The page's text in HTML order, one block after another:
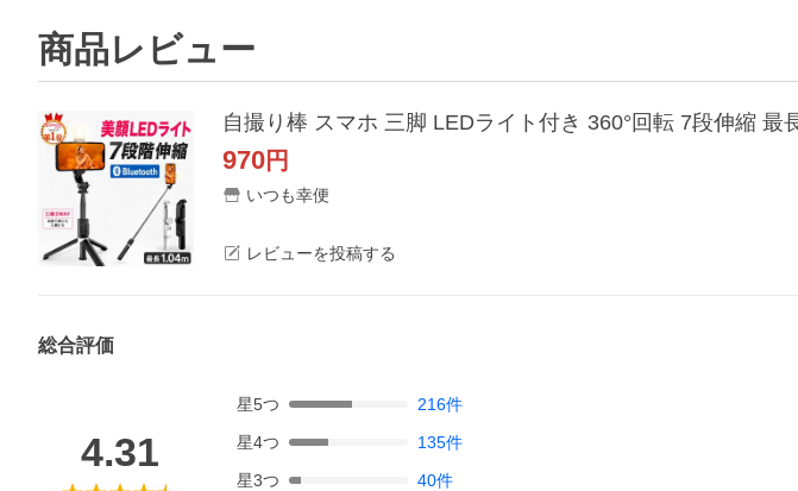
商品レビュー
970円
いつも幸便
レビューを投稿する
総合評価
4.31
星5つ 216件
星4つ 135件
星3つ 40件